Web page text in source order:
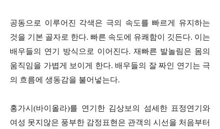
공동으로 이루어진 각색은 극의 속도를 빠르게 유지하는
것을 기본 골자로 한다. 빠른 속도에 유쾌함이 깃든다. 이는
배우들의 연기 방식으로 이어진다. 재빠른 발놀림은 몸의
움직임을 가볍게 보이게 한다. 배우들의 잘 짜인 연기는 극
의 흐름에 생동감을 불어넣는다.
홍가시(바이올라)를 연기한 김상보의 섬세한 표정연기와
여성 못지않은 풍부한 감정표현은 관객의 시선을 처음부터